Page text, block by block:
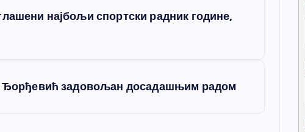
најбољи спортски радник године,
Ђорђевић задовољан досадашњим радом